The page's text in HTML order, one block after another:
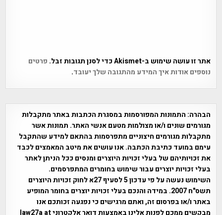
אתר זו עושה שימוש ב-Akismet כדי לסנן תגובות זבל.
פרטים
נוספים אודות איך המידע מהתגובה שלך יעובד.
הבהרה: התמונות המפורסמות במסגרת הכתבות באתר מתקבלות
מגורמים שונים ו/או מצולמות מטעם אנשי האתר. תמונות אשר
מתקבלות מגורמים חיצוניים מתפרסמות בהתאם למידע שהתקבל
עימם במועד כתיבת הכתבה. אנו עושים את מיטב המאמצים לכבד
את זכויותיהם של בעלי זכויות היוצרים ומנסים ככל הניתן לאתר
בעלי זכויות יוצרים עבור שימוש בחומרים המתפרסמים.
השימוש נעשה על פי עדכון 5 לסעיף 27א לחוק זכויות היוצרים
תשס"ח 2007. במידה והנכם בעלי זכויות יוצרים בחומר המופיע
באתר ו/או בפרסום זה, ואתם מרגישים כי נפגעה זכותכם אנו
מבקשים ממכם לפנות אלינו באמצעות דואר אלקטרוני law27a at